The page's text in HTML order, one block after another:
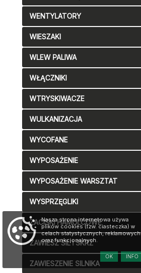
WENTYLATORY
WIESZAKI
WLEW PALIWA
WŁĄCZNIKI
WTRYSKIWACZE
WULKANIZACJA
WYCOFANE
WYPOSAŻENIE
WYPOSAŻENIE WARSZTAT
WYSPRZĘGLIKI
ZACISKI HAMULCOWE
ZAWIESZ SIL I SKRZ
ZAWIESZENIE SILNIKA
Nasza strona internetowa używa
plików cookies (tzw. ciasteczka) w
celach statystycznych, reklamowych
oraz funkcjonalnych.
INFO
OK